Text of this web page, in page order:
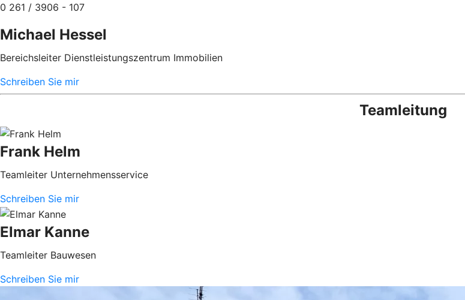
0 261 / 3906 - 107
Michael Hessel
Bereichsleiter Dienstleistungszentrum Immobilien
Schreiben Sie mir
Teamleitung
Frank Helm
Teamleiter Unternehmensservice
Schreiben Sie mir
Elmar Kanne
Teamleiter Bauwesen
Schreiben Sie mir